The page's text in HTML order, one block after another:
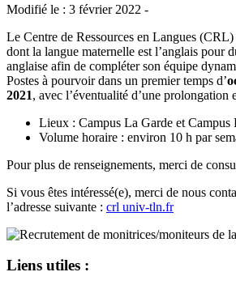
Modifié le : 3 février 2022 -
Le Centre de Ressources en Langues
dont la langue maternelle est l’anglais pour
anglaise afin de compléter son équipe
Postes à pourvoir dans un premier temps d’
2021, avec l’éventualité d’une prolongation
Lieux : Campus La Garde et Campus
Volume horaire : environ 10 h par
Pour plus de renseignements, merci de
Si vous êtes intéressé(e), merci de nous
l’adresse suivante : crl univ-tln.fr
Liens utiles :